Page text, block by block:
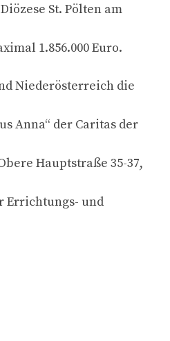
St. Pölten am
1.856.000 Euro.
Niederösterreich die
Anna“ der Caritas der
Hauptstraße 35-37,
Errichtungs- und